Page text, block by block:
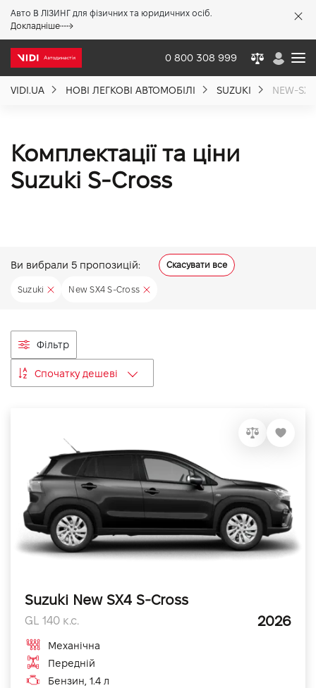
Авто В ЛІЗИНГ для фізичних та юридичних осіб.
Докладніше
0 800 308 999
VIDI.UA НОВІ ЛЕГКОВІ АВТОМОБІЛІ SUZUKI NEW-
Комплектації та ціни
Suzuki S-Cross
Ви вибрали 5 пропозицій: Скасувати все
Suzuki New SX4 S-Cross
Фільтр
Спочатку дешеві
Suzuki New SX4 S-Cross
GL 140 к.с. 2026
Механічна
Передній
Бензин, 1.4 л
Акції %
Новини
Вакансії
VIDI Кар'єра
Контакти